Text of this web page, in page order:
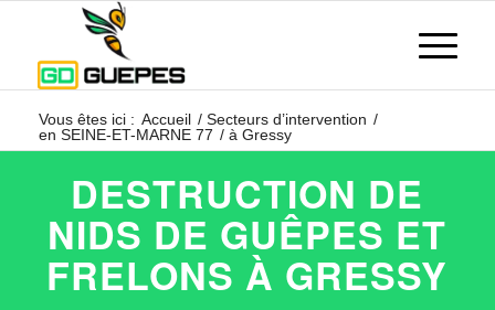
Vous êtes ici : Accueil / Secteurs d’intervention /
en SEINE-ET-MARNE 77 / à Gressy
DESTRUCTION DE
NIDS DE GUÊPES ET
FRELONS À GRESSY